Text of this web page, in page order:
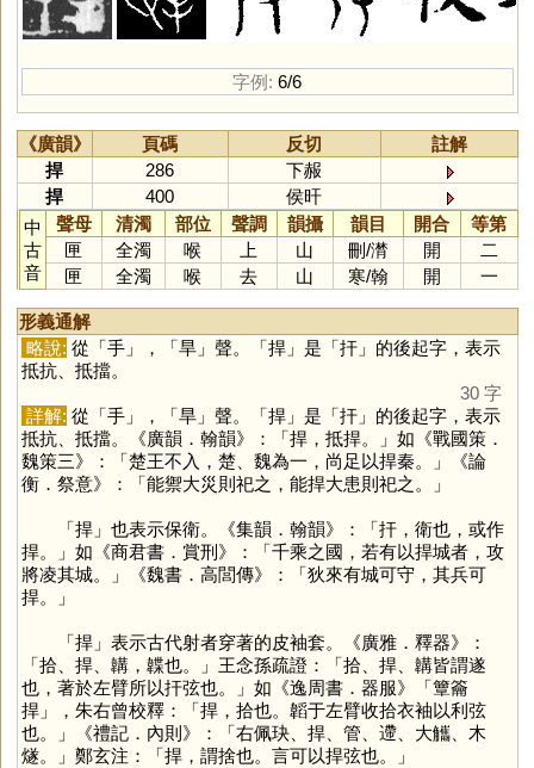
字例: 6/6
《廣韻》 頁碼 反切
註解
捍
286
下赧
捍
400
侯旰
中
古
音
聲母 清濁 部位 聲調 韻攝 韻目 開合
等第
匣
全濁 喉 上 山 刪/潸 開
二
匣
全濁 喉 去 山 寒/翰 開 一
形義通解
略說: 從「手」，「旱」聲。「捍」是「扞」的後起字，表示
抵抗、抵擋。
30 字
詳解: 從「手」，「旱」聲。「捍」是「扞」的後起字，表示
抵抗、抵擋。《廣韻．翰韻》：「捍，抵捍。」如《戰國策．
魏策三》：「楚王不入，楚、魏為一，尚足以捍秦。」《論
衡．祭意》：「能禦大災則祀之，能捍大患則祀之。」
「捍」也表示保衛。《集韻．翰韻》：「扞，衛也，或作
捍。」如《商君書．賞刑》：「千乘之國，若有以捍城者，攻
將凌其城。」《魏書．高閭傳》：「狄來有城可守，其兵可
捍。」
「捍」表示古代射者穿著的皮袖套。《廣雅．釋器》：
「拾、捍、韝，韘也。」王念孫疏證：「拾、捍、韝皆謂遂
也，著於左臂所以扞弦也。」如《逸周書．器服》「簟籥
捍」，朱右曾校釋：「捍，拾也。韜于左臂收拾衣袖以利弦
也。」《禮記．內則》：「右佩玦、捍、管、遰、大觿、木
燧。」鄭玄注：「捍，謂捨也。言可以捍弦也。」